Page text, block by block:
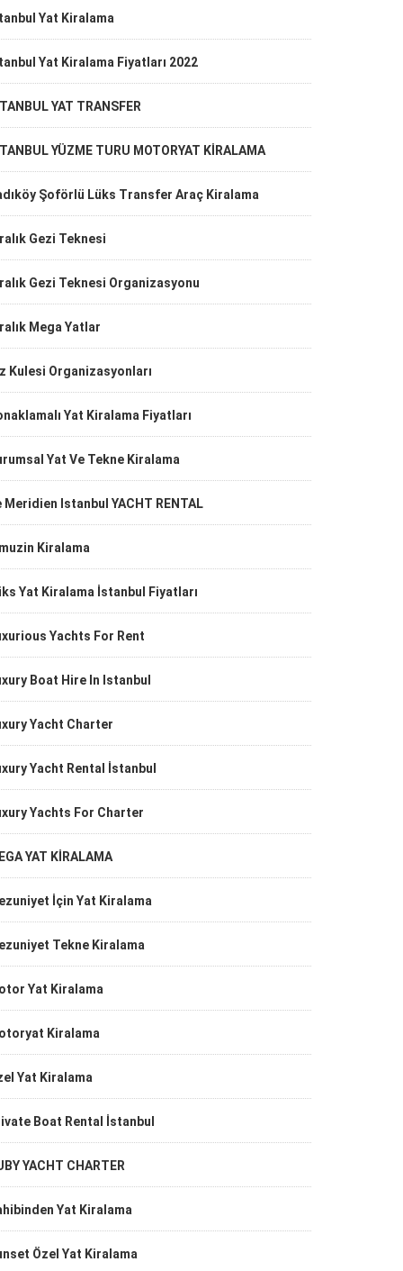
Yat Kiralama
Yat Kiralama Fiyatları 2022
YAT TRANSFER
YÜZME TURU MOTORYAT KİRALAMA
Şoförlü Lüks Transfer Araç Kiralama
Gezi Teknesi
Gezi Teknesi Organizasyonu
Mega Yatlar
Kulesi Organizasyonları
Yat Kiralama Fiyatları
Yat Ve Tekne Kiralama
Meridien Istanbul YACHT RENTAL
Kiralama
Yat Kiralama İstanbul Fiyatları
Yachts For Rent
Boat Hire In Istanbul
Yacht Charter
Yacht Rental İstanbul
Yachts For Charter
YAT KİRALAMA
İçin Yat Kiralama
Tekne Kiralama
Yat Kiralama
Kiralama
Yat Kiralama
Boat Rental İstanbul
YACHT CHARTER
Yat Kiralama
Özel Yat Kiralama